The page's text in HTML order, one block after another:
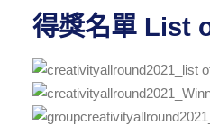
得獎名單 List